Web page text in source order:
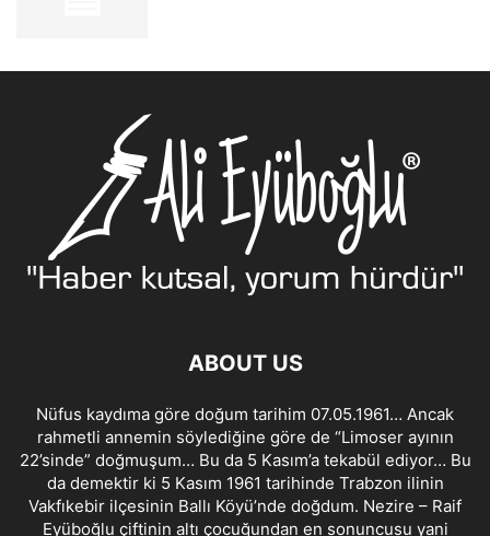
ABOUT US
Nüfus kaydıma göre doğum tarihim 07.05.1961… Ancak
rahmetli annemin söylediğine göre de “Limoser ayının
22’sinde” doğmuşum… Bu da 5 Kasım’a tekabül ediyor… Bu
da demektir ki 5 Kasım 1961 tarihinde Trabzon ilinin
Vakfıkebir ilçesinin Ballı Köyü’nde doğdum. Nezire – Raif
Eyüboğlu çiftinin altı çocuğundan en sonuncusu yani